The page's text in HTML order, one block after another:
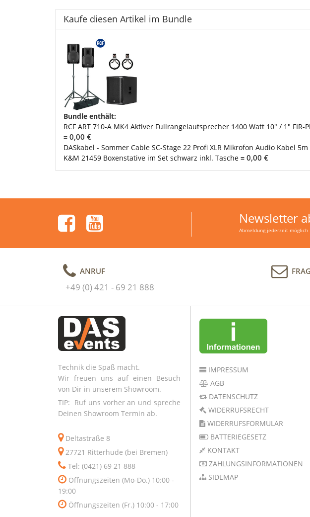
Kaufe diesen Artikel im Bundle
Bundle enthält:
RCF ART 710-A MK4 Aktiver Fullrangelautsprecher 1400 Watt 10" / 1" FIR-
= 0,00 €
DASkabel - Sommer Cable SC-Stage 22 Profi XLR Mikrofon Audio Kabel
K&M 21459 Boxenstative im Set schwarz inkl. Tasche = 0,00 €
Newsletter
Abmeldung jederzeit möglich
ANRUF
+49 (0) 421 - 69 21 888
Technik die Spaß macht.
Wir freuen uns auf einen Besuch
von Dir in unserem Showroom.
TIP: Ruf uns vorher an und spreche
Deinen Showroom Termin ab.
Deltastraße 8
27721 Ritterhude (bei Bremen)
Tel: (0421) 69 21 888
Öffnungszeiten (Mo-Do.) 10:00 -
19:00
Öffnungszeiten (Fr.) 10:00 - 17:00
IMPRESSUM
AGB
DATENSCHUTZ
WIDERRUFSRECHT
WIDERRUFSFORMULAR
BATTERIEGESETZ
KONTAKT
ZAHLUNGSINFORMATIONEN
SIDEMAP